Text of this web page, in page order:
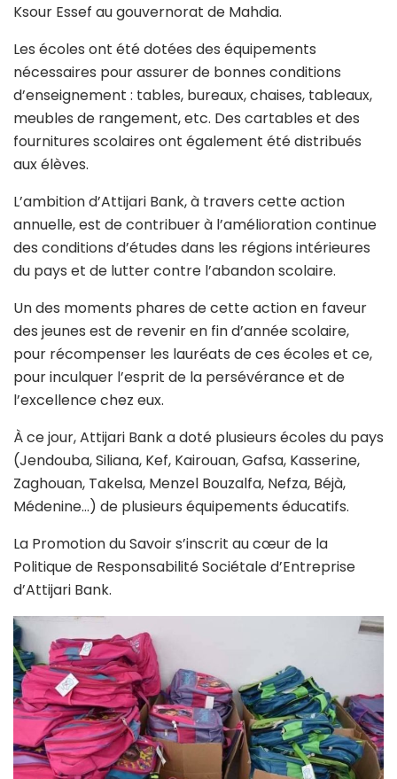
Ksour Essef au gouvernorat de Mahdia.
Les écoles ont été dotées des équipements
nécessaires pour assurer de bonnes conditions
d’enseignement : tables, bureaux, chaises, tableaux,
meubles de rangement, etc. Des cartables et des
fournitures scolaires ont également été distribués
aux élèves.
L’ambition d’Attijari Bank, à travers cette action
annuelle, est de contribuer à l’amélioration continue
des conditions d’études dans les régions intérieures
du pays et de lutter contre l’abandon scolaire.
Un des moments phares de cette action en faveur
des jeunes est de revenir en fin d’année scolaire,
pour récompenser les lauréats de ces écoles et ce,
pour inculquer l’esprit de la persévérance et de
l’excellence chez eux.
À ce jour, Attijari Bank a doté plusieurs écoles du pays
(Jendouba, Siliana, Kef, Kairouan, Gafsa, Kasserine,
Zaghouan, Takelsa, Menzel Bouzalfa, Nefza, Béjà,
Médenine…) de plusieurs équipements éducatifs.
La Promotion du Savoir s’inscrit au cœur de la
Politique de Responsabilité Sociétale d’Entreprise
d’Attijari Bank.